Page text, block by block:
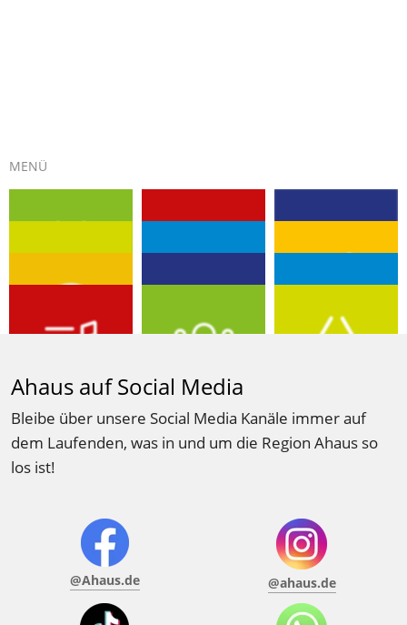
MENÜ
Ahaus auf Social Media
Bleibe über unsere Social Media Kanäle immer auf
dem Laufenden, was in und um die Region Ahaus so
los ist!
@Ahaus.de @ahaus.de